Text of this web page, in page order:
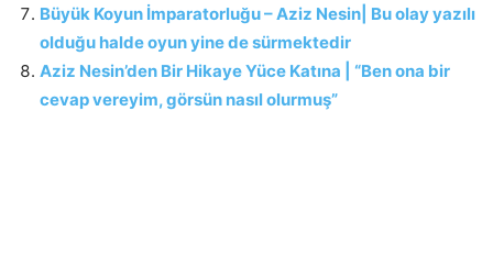
Büyük Koyun İmparatorluğu – Aziz Nesin| Bu olay yazılı
olduğu halde oyun yine de sürmektedir
Aziz Nesin’den Bir Hikaye Yüce Katına | “Ben ona bir
cevap vereyim, görsün nasıl olurmuş”